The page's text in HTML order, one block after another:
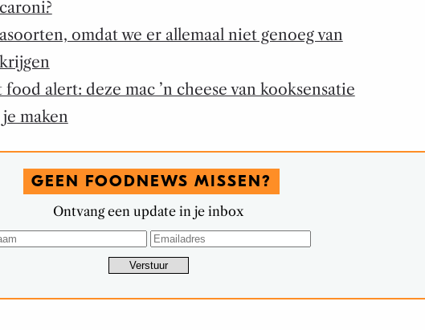
omdat we er allemaal niet genoeg van
alert: deze mac ’n cheese van kooksensatie
maken
GEEN FOODNEWS MISSEN?
Ontvang een update in je inbox